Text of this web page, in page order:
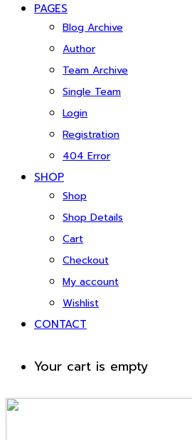
PAGES
Blog Archive
Author
Team Archive
Single Team
Login
Registration
404 Error
SHOP
Shop
Shop Details
Cart
Checkout
My account
Wishlist
CONTACT
Your cart is empty